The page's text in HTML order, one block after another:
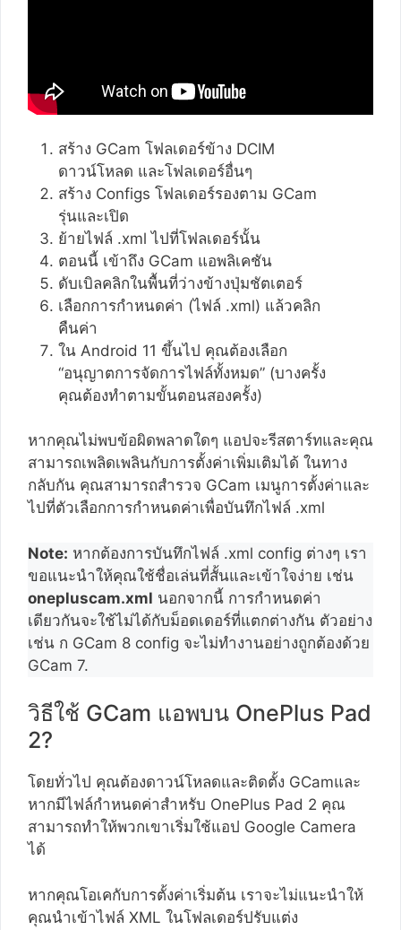
สร้าง GCam โฟลเดอร์ข้าง DCIM
ดาวน์โหลด และโฟลเดอร์อื่นๆ
สร้าง Configs โฟลเดอร์รองตาม GCam
รุ่นและเปิด
ย้ายไฟล์ .xml ไปที่โฟลเดอร์นั้น
ตอนนี้ เข้าถึง GCam แอพลิเคชัน
ดับเบิลคลิกในพื้นที่ว่างข้างปุ่มชัตเตอร์
เลือกการกำหนดค่า (ไฟล์ .xml) แล้วคลิก
คืนค่า
ใน Android 11 ขึ้นไป คุณต้องเลือก
“อนุญาตการจัดการไฟล์ทั้งหมด” (บางครั้ง
คุณต้องทำตามขั้นตอนสองครั้ง)
หากคุณไม่พบข้อผิดพลาดใดๆ แอปจะรีสตาร์ทและคุณ
สามารถเพลิดเพลินกับการตั้งค่าเพิ่มเติมได้ ในทาง
กลับกัน คุณสามารถสำรวจ GCam เมนูการตั้งค่าและ
ไปที่ตัวเลือกการกำหนดค่าเพื่อบันทึกไฟล์ .xml
Note: หากต้องการบันทึกไฟล์ .xml config ต่างๆ เรา
ขอแนะนำให้คุณใช้ชื่อเล่นที่สั้นและเข้าใจง่าย เช่น
onepluscam.xml นอกจากนี้ การกำหนดค่า
เดียวกันจะใช้ไม่ได้กับม็อดเดอร์ที่แตกต่างกัน ตัวอย่าง
เช่น ก GCam 8 config จะไม่ทำงานอย่างถูกต้องด้วย
GCam 7.
วิธีใช้ GCam แอพบน OnePlus Pad
2?
โดยทั่วไป คุณต้องดาวน์โหลดและติดตั้ง GCamและ
หากมีไฟล์กำหนดค่าสำหรับ OnePlus Pad 2 คุณ
สามารถทำให้พวกเขาเริ่มใช้แอป Google Camera
ได้
หากคุณโอเคกับการตั้งค่าเริ่มต้น เราจะไม่แนะนำให้
คุณนำเข้าไฟล์ XML ในโฟลเดอร์ปรับแต่ง